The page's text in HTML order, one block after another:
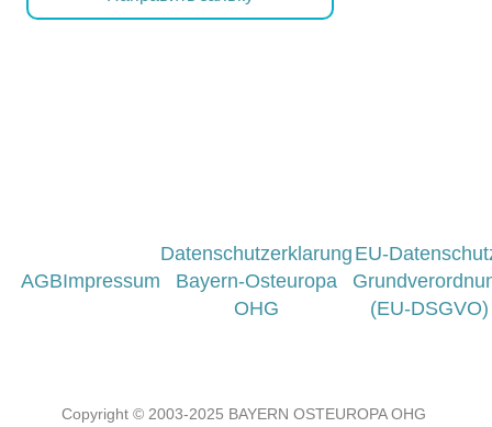
AGBImpressum
Datenschutzerklarung
Bayern-Osteuropa
OHG
EU-
(EU-DSGVO)
Copyright © 2003-2025 BAYERN OSTEUROPA OHG